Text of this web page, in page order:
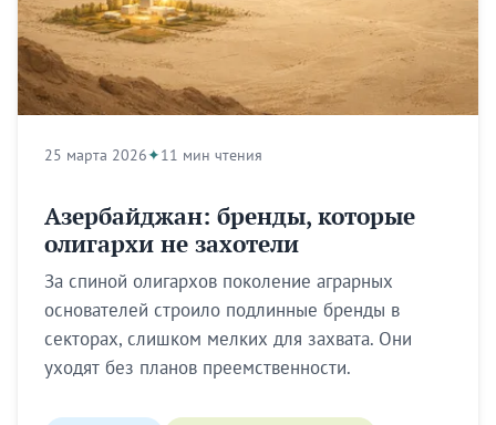
25 марта 2026 11 мин чтения
Азербайджан: бренды, которые
олигархи не захотели
За спиной олигархов поколение аграрных
основателей строило подлинные бренды в
секторах, слишком мелких для захвата. Они
уходят без планов преемственности.